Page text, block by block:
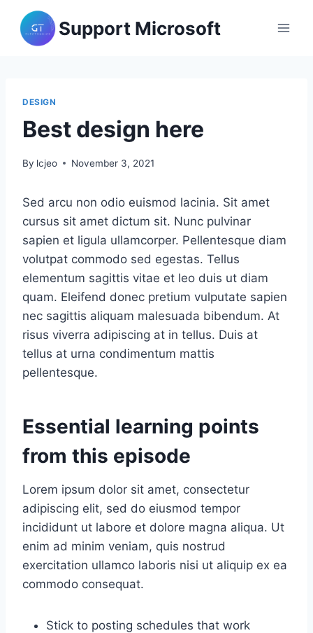
content
Support Microsoft
DESIGN
Best design here
By lcjeo November 3, 2021
Sed arcu non odio euismod lacinia. Sit amet
cursus sit amet dictum sit. Nunc pulvinar
sapien et ligula ullamcorper. Pellentesque diam
volutpat commodo sed egestas. Tellus
elementum sagittis vitae et leo duis ut diam
quam. Eleifend donec pretium vulputate sapien
nec sagittis aliquam malesuada bibendum. At
risus viverra adipiscing at in tellus. Duis at
tellus at urna condimentum mattis
pellentesque.
Essential learning points
from this episode
Lorem ipsum dolor sit amet, consectetur
adipiscing elit, sed do eiusmod tempor
incididunt ut labore et dolore magna aliqua. Ut
enim ad minim veniam, quis nostrud
exercitation ullamco laboris nisi ut aliquip ex ea
commodo consequat.
Stick to posting schedules that work